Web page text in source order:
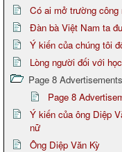
Có ai mở trường công
Đàn bà Việt Nam ta
Ý kiến của chúng tôi
Lòng người đối với
Page 8 Advertisements
Page 8
Ý kiến của ông Diệp
nữ
Ông Diệp Văn Kỳ